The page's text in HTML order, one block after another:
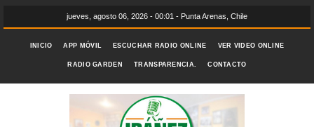
jueves, agosto 06, 2026 - 00:01 - Punta Arenas, Chile
INICIO APP MÓVIL ESCUCHAR RADIO ONLINE VER VIDEO ONLINE
RADIO GARDEN TRANSPARENCIA. CONTACTO